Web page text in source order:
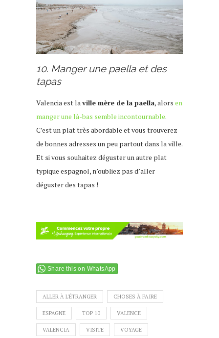
10. Manger une paella et des
tapas
Valencia est la ville mère de la paella, alors en
manger une là-bas semble incontournable.
C’est un plat très abordable et vous trouverez
de bonnes adresses un peu partout dans la ville.
Et si vous souhaitez déguster un autre plat
typique espagnol, n’oubliez pas d’aller
déguster des tapas !
Share this on WhatsApp
ALLER À L'ÉTRANGER CHOSES À FAIRE
ESPAGNE TOP 10 VALENCE
VALENCIA VISITE VOYAGE